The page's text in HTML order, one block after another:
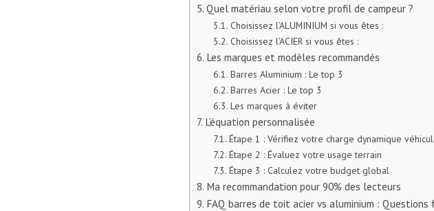
Quel matériau selon votre profil de campeur ?
Choisissez l’ALUMINIUM si vous êtes :
Choisissez l’ACIER si vous êtes :
Les marques et modèles recommandés
Barres Aluminium : Le top 3
Barres Acier : Le top 3
Les marques à éviter
L’équation personnalisée
Étape 1 : Vérifiez votre charge dynamique
Étape 2 : Évaluez votre usage terrain
Étape 3 : Calculez votre budget global
Ma recommandation pour 90% des lecteurs
FAQ barres de toit acier vs aluminium : Questions